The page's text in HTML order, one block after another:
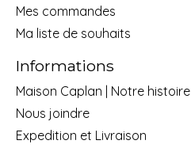
Mes commandes
Ma liste de souhaits
Informations
Maison Caplan | Notre histoire
Nous joindre
Expedition et Livraison